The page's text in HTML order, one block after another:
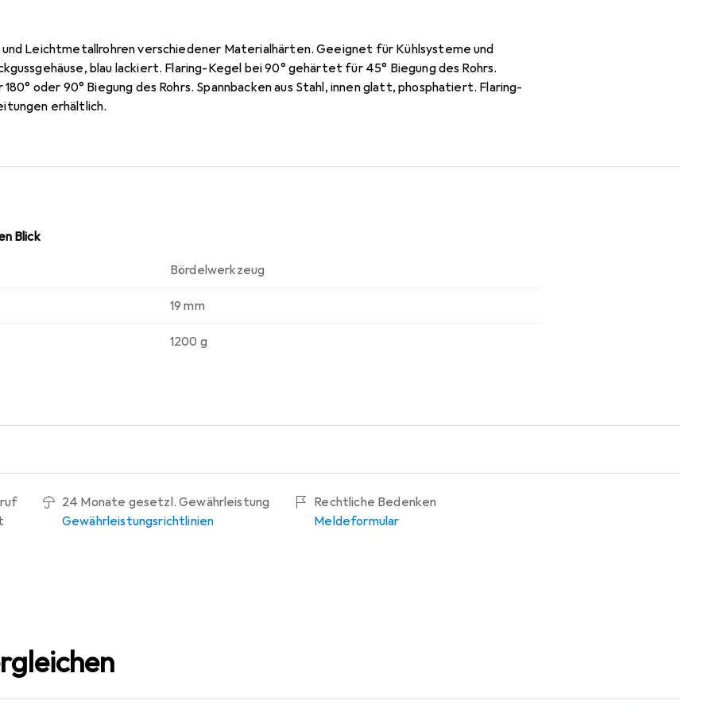
und Leichtmetallrohren verschiedener Materialhärten. Geeignet für Kühlsysteme und
blau lackiert. Flaring-Kegel bei 90° gehärtet für 45° Biegung des Rohrs.
oder 90° Biegung des Rohrs. Spannbacken aus Stahl, innen glatt, phosphatiert. Flaring-
erhältlich.
Blick
Bördelwerkzeug
19 mm
1200 g
24 Monate gesetzl. Gewährleistung
Gewährleistungsrichtlinien
Rechtliche Bedenken
Meldeformular